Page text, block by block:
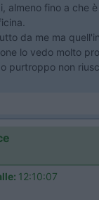
almeno fino a che
da me ma
lo vedo molto
purtroppo non
12:10:07